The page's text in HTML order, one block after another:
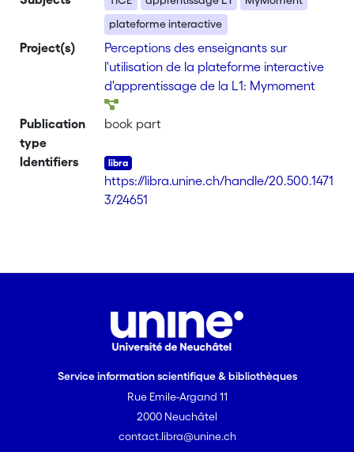
plateforme interactive
Project(s)
Perceptions des enseignants sur
l'utilisation de la plateforme interactive
d'apprentissage de la L1: Mymoment
Publication
type
book part
Identifiers
https://libra.unine.ch/handle/20.500.1471
3/24651
Service information scientifique & bibliothèques
Rue Emile-Argand 11
2000 Neuchâtel
contact.libra@unine.ch